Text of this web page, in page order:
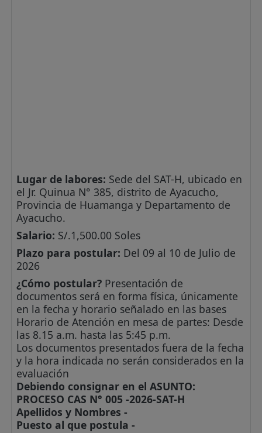
Lugar de labores: Sede del SAT-H, ubicado en
el Jr. Quinua N° 385, distrito de Ayacucho,
Provincia de Huamanga y Departamento de
Ayacucho.
Salario: S/.1,500.00 Soles
Plazo para postular: Del 09 al 10 de Julio de
2026
¿Cómo postular? Presentación de
documentos será en forma física, únicamente
en la fecha y horario señalado en las bases
Horario de Atención en mesa de partes: Desde
las 8.15 a.m. hasta las 5:45 p.m.
Los documentos presentados fuera de la fecha
y la hora indicada no serán considerados en la
evaluación
Debiendo consignar en el ASUNTO:
PROCESO CAS N° 005 -2026-SAT-H
Apellidos y Nombres -
Puesto al que postula -